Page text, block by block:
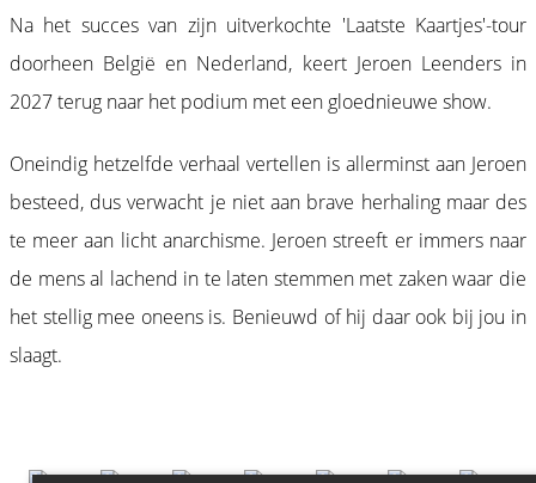
Na het succes van zijn uitverkochte 'Laatste Kaartjes'-tour
doorheen België en Nederland, keert Jeroen Leenders in
2027 terug naar het podium met een gloednieuwe show.
Oneindig hetzelfde verhaal vertellen is allerminst aan Jeroen
besteed, dus verwacht je niet aan brave herhaling maar des
te meer aan licht anarchisme. Jeroen streeft er immers naar
de mens al lachend in te laten stemmen met zaken waar die
het stellig mee oneens is. Benieuwd of hij daar ook bij jou in
slaagt.